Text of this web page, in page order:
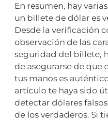
En resumen, hay
un billete de dólar es
Desde la verificación
observación de las
seguridad del billete,
de asegurarse de que
tus manos es
artículo te haya sido
detectar dólares
de los verdaderos. Si